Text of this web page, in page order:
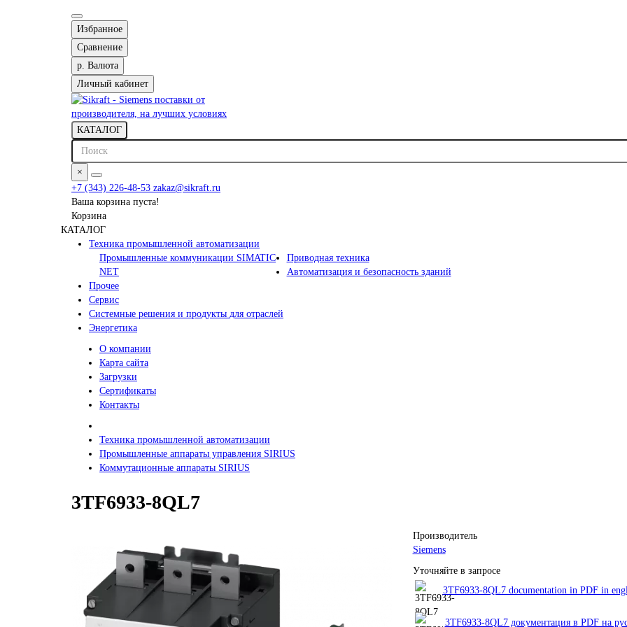
Избранное
Сравнение
р. Валюта
Личный кабинет
КАТАЛОГ
×
+7 (343) 226-48-53 zakaz@sikraft.ru
Ваша корзина пуста!
Корзина
КАТАЛОГ
Техника промышленной автоматизации
Промышленные коммуникации SIMATIC
NET
Приводная техника
Автоматизация и безопасность зданий
Прочее
Сервис
Системные решения и продукты для отраслей
Энергетика
О компании
Карта сайта
Загрузки
Сертификаты
Контакты
Техника промышленной автоматизации
Промышленные аппараты управления SIRIUS
Коммутационные аппараты SIRIUS
3TF6933-8QL7
Производитель
Siemens
Уточняйте в запросе
3TF6933-8QL7 documentation in PDF in
3TF6933-8QL7 документация в PDF на